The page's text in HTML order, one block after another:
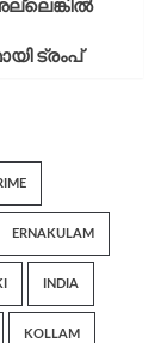
ട്രംപ്
ERNAKULAM
INDIA
KOLLAM